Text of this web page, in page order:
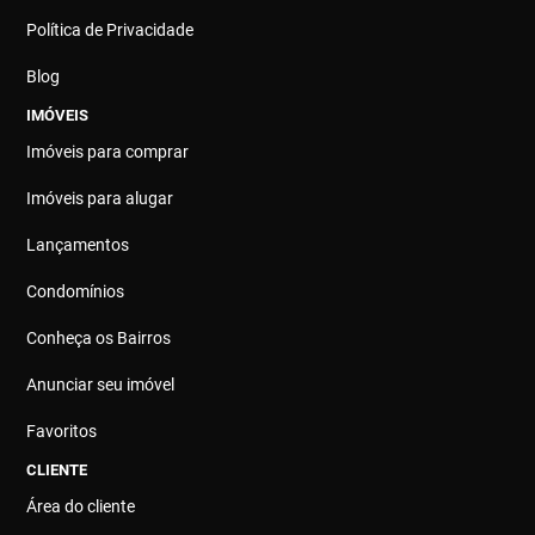
Política de Privacidade
Blog
IMÓVEIS
Imóveis para comprar
Imóveis para alugar
Lançamentos
Condomínios
Conheça os Bairros
Anunciar seu imóvel
Favoritos
CLIENTE
Área do cliente